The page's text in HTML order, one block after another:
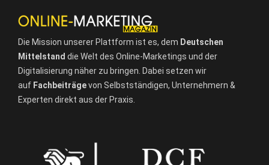
Die Mission unserer Plattform ist es, dem Deutschen
Mittelstand die Welt des Online-Marketings und der
Digitalisierung näher zu bringen. Dabei setzen wir
auf Fachbeiträgevon Selbstständigen, Unternehmern &
Experten direkt aus der Praxis.